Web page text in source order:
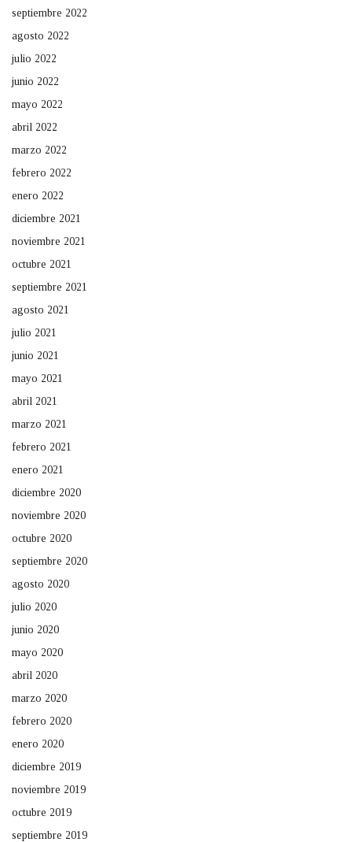
septiembre 2022
agosto 2022
julio 2022
junio 2022
mayo 2022
abril 2022
marzo 2022
febrero 2022
enero 2022
diciembre 2021
noviembre 2021
octubre 2021
septiembre 2021
agosto 2021
julio 2021
junio 2021
mayo 2021
abril 2021
marzo 2021
febrero 2021
enero 2021
diciembre 2020
noviembre 2020
octubre 2020
septiembre 2020
agosto 2020
julio 2020
junio 2020
mayo 2020
abril 2020
marzo 2020
febrero 2020
enero 2020
diciembre 2019
noviembre 2019
octubre 2019
septiembre 2019